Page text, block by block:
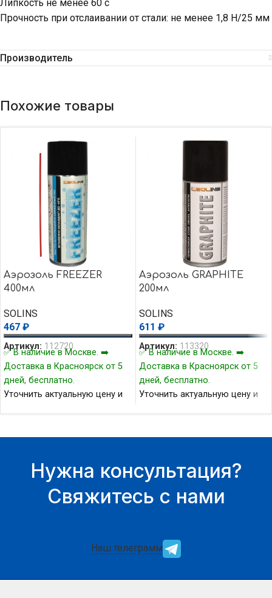
Липкость не менее 60 с
Прочность при отслаивании от стали: не менее 1,8 Н/25 мм
Производитель
Похожие товары
Аэрозоль FREEZER
400мл
SOLINS
467 ₽
Артикул: 112720
✅ В наличие в Москве. ➡️
Доставка в Красноярск от 5
дней, бесплатно.
Уточнить актуальную цену и
Аэрозоль GRAPHITE
200мл
SOLINS
611 ₽
Артикул: 113320
✅ В наличие в Москве. ➡️
Доставка в Красноярск от 5
дней, бесплатно.
Уточнить актуальную цену и
Нужна консультация?
Свяжитесь с нами
Наш телеграмм